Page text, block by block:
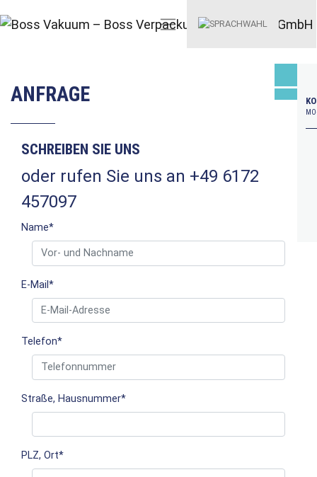
ANFRAGE
SCHREIBEN SIE UNS
oder rufen Sie uns an +49 6172
457097
Name*
E-Mail *
Telefon*
Straße, Hausnummer*
PLZ, Ort*